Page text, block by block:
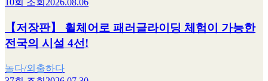
10회 조회 2026.08.06
【저장판】 휠체어로 패러글라이딩 체험이 가능한
전국의 시설 4선!
놀다/외출하다